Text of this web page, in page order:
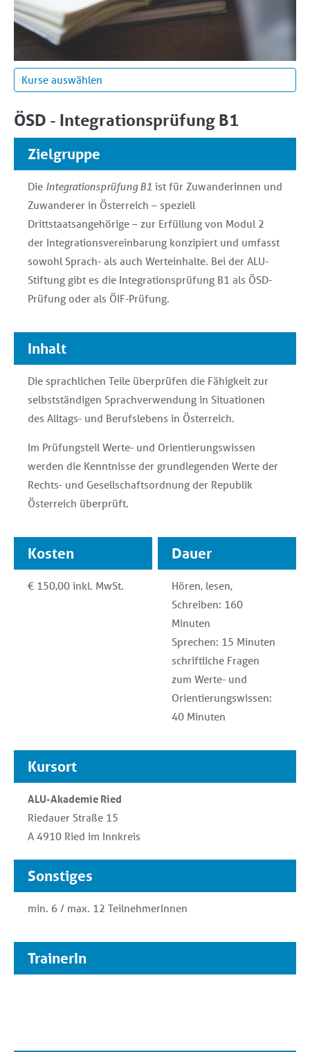
Prüfung A1 - Fit für Österreich
Prüfung DTÖ - Deutsch Test Österreich
ÖIF - Integrationsprüfung A2
ÖIF - Integrationsprüfung B1
Niveau A1
Niveau A2
Deutsch blended Kurse für ALLE Niveaus: A1 bis C1,
Niveau B1
Niveau B2
Niveau B1/B2 (Abendkurs)
Niveau C1
ÖSD - Integrationsprüfung B1
Zielgruppe
Die Integrationsprüfung B1 ist für Zuwanderinnen und
Zuwanderer in Österreich – speziell
Drittstaatsangehörige – zur Erfüllung von Modul 2
der Integrationsvereinbarung konzipiert und umfasst
sowohl Sprach- als auch Werteinhalte. Bei der ALU-
Stiftung gibt es die Integrationsprüfung B1 als ÖSD-
Prüfung oder als ÖIF-Prüfung.
Inhalt
Die sprachlichen Teile überprüfen die Fähigkeit zur
selbstständigen Sprachverwendung in Situationen
des Alltags- und Berufslebens in Österreich.
Im Prüfungsteil Werte- und Orientierungswissen
werden die Kenntnisse der grundlegenden Werte der
Rechts- und Gesellschaftsordnung der Republik
Österreich überprüft.
Kosten
€ 150,00 inkl. MwSt.
Dauer
Hören, lesen,
Schreiben: 160
Minuten
Sprechen: 15 Minuten
schriftliche Fragen
zum Werte- und
Orientierungswissen:
40 Minuten
Kursort
ALU-Akademie Ried
Riedauer Straße 15
A 4910 Ried im Innkreis
Sonstiges
min. 6 / max. 12 TeilnehmerInnen
TrainerIn